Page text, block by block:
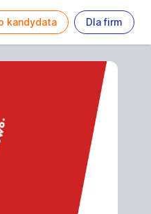
kandydata Dla firm